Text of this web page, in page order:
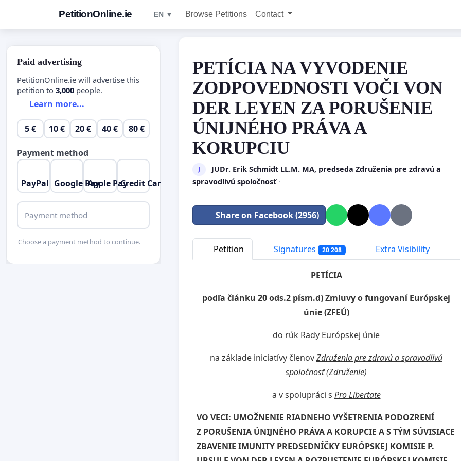
PetitionOnline.ie EN ▼ Browse Petitions Contact
PETÍCIA NA VYVODENIE
ZODPOVEDNOSTI VOČI VON
DER LEYEN ZA PORUŠENIE
ÚNIJNÉHO PRÁVA A
KORUPCIU
J
JUDr. Erik Schmidt LL.M. MA, predseda Združenia pre zdravú a
spravodlivú spoločnosť·
Share on Facebook (2956)
Petition Signatures 20 208 Extra Visibility
PETÍCIA
podľa článku 20 ods.2 písm.d) Zmluvy o fungovaní Európskej
únie (ZFEÚ)
do rúk Rady Európskej únie
na základe iniciatívy členovZdruženia pre zdravú a spravodlivú
spoločnosť(Združenie)
a v spolupráci s Pro Libertate
VO VECI: UMOŽNENIE RIADNEHO VYŠETRENIA PODOZRENÍ
Z PORUŠENIA ÚNIJNÉHO PRÁVA A KORUPCIE A S TÝM SÚVISIACE
ZBAVENIE IMUNITY PREDSEDNÍČKY EURÓPSKEJ KOMISIE P.
Paid advertising
PetitionOnline.ie will advertise this
petition to 3,000 people.
Learn more...
5 € 10 € 20 € 40 € 80 €
Payment method
PayPal Google PayApple PayCredit Card
Payment method
Choose a payment method to continue.